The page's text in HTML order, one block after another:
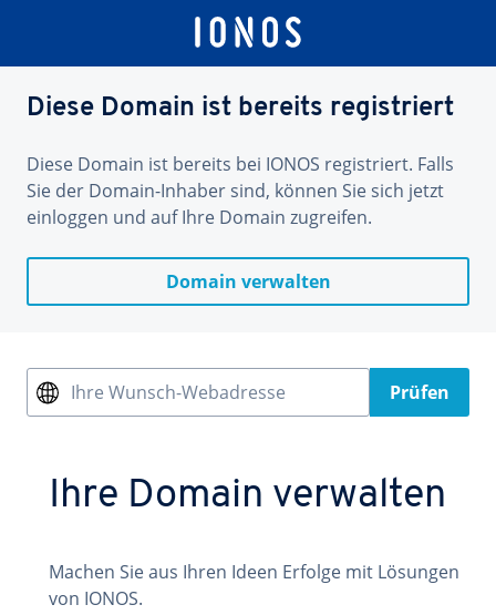
Diese Domain ist bereits registriert
Diese Domain ist bereits bei IONOS registriert. Falls
Sie der Domain-Inhaber sind, können Sie sich jetzt
einloggen und auf Ihre Domain zugreifen.
Domain verwalten
Ihre Wunsch-Webadresse Prüfen
Ihre Domain verwalten
Machen Sie aus Ihren Ideen Erfolge mit Lösungen
von IONOS.